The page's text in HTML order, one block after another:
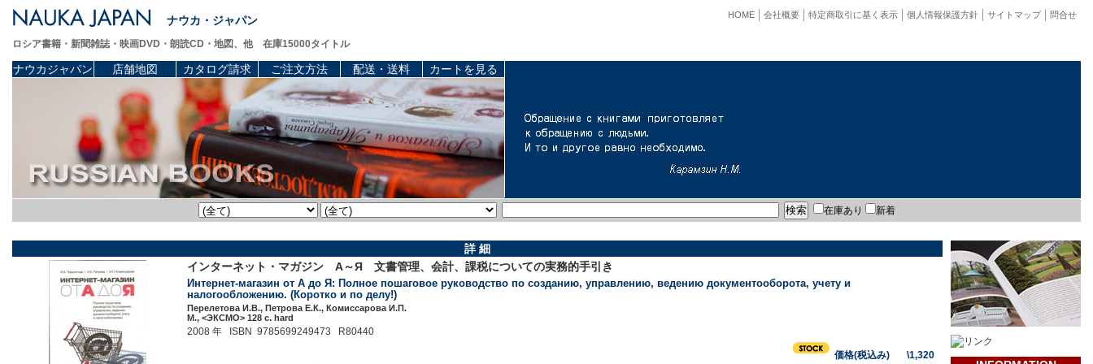
ナウカ・ジャパン 問合せ
サイトマップ
個人情報保護方針
特定商取引に基く表示
会社概要
HOME
ロシア書籍・新聞雑誌・映画DVD・朗読CD・地図、他 在庫15000タイトル
ナウカジャパン 店舗地図 カタログ請求 ご注文方法 配送・送料 カートを見る
在庫あり 新着
詳 細
インターネット・マガジン А～Я 文書管理、会計、課税についての実務的手引き
Интернет-магазин от А до Я: Полное пошаговое руководство по созданию, управлению, ведению документооборота, учету и
налогообложению. (Коротко и по делу!)
Перелетова И.В., Петрова Е.К., Комиссарова И.П.
М., <ЭКСМО> 128 c. hard
2008 年 ISBN 9785699249473 R80440
価格(税込み) \1,320